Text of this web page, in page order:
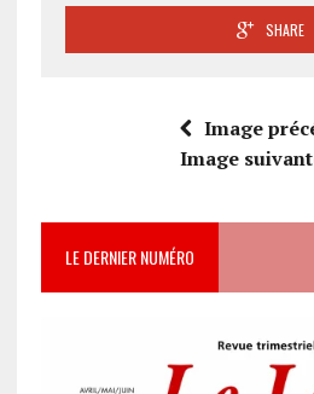
SHARE
Image
Image
LE DERNIER NUMÉRO